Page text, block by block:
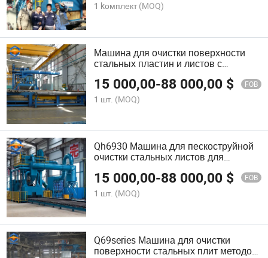
1 kомплект (MOQ)
Машина для очистки поверхности
стальных пластин и листов с
помощью дробеструйной обработки
15 000,00-88 000,00 $ FOB
1 шт. (MOQ)
Qh6930 Машина для пескоструйной
очистки стальных листов для
15 000,00-88 000,00 $ FOB
1 шт. (MOQ)
Q69series Машина для очистки
поверхности стальных плит методом